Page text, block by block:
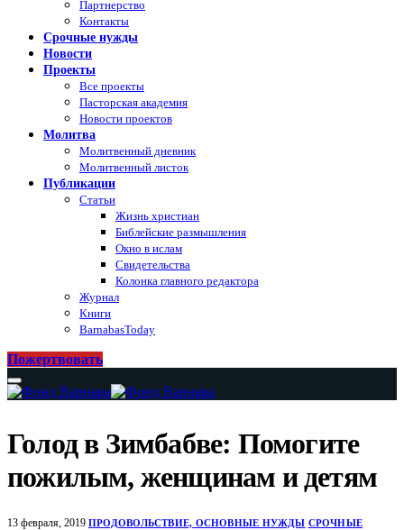
Партнерство
Контакты
Срочные нужды
Новости
Проекты
Все проекты
Пасторская академия
Новости проектов
Молитва
Молитвенный дневник
Молитвенный листок
Публикации
Статьи
Жизнь христиан
Библейские размышления
Окно в ислам
Свидетельства
Колонка главного редактора
Журнал
Книги
BarnabasToday
Пожертвовать
Голод в Зимбабве: Помогите
пожилым, женщинам и детям
13 февраля, 2019 ПРОДОВОЛЬСТВИЕ, ОСНОВНЫЕ НУЖДЫ СРОЧНЫЕ